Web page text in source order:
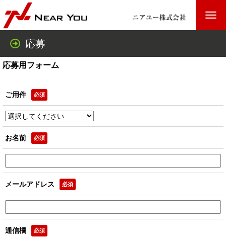
応募
応募用フォーム
ご用件 必須
お名前 必須
メールアドレス 必須
通信欄 必須